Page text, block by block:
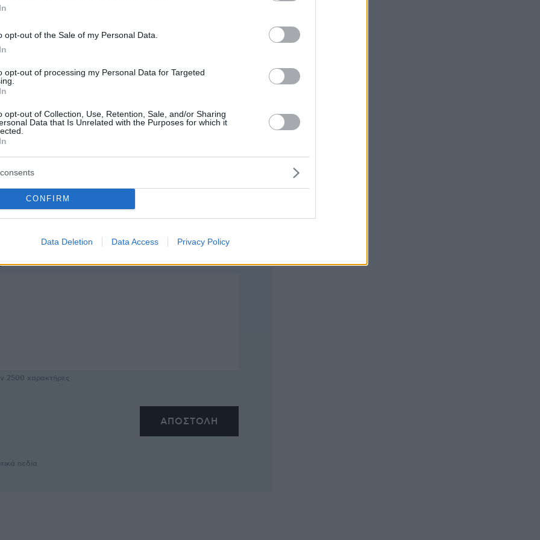
opt-out of the Sale of my Personal Data.
opt-out of processing my Personal Data for Targeted
opt-out of Collection, Use, Retention, Sale, and/or Sharing
Data that Is Unrelated with the Purposes for which it
CONFIRM
Data Deletion Data Access Privacy Policy
Ειδήσειςαπό την Ελλάδα και τον Κόσμο, τη
στο
ΣΧΟΛΙΟΥ
*
2500 χαρακτήρες
πεδία